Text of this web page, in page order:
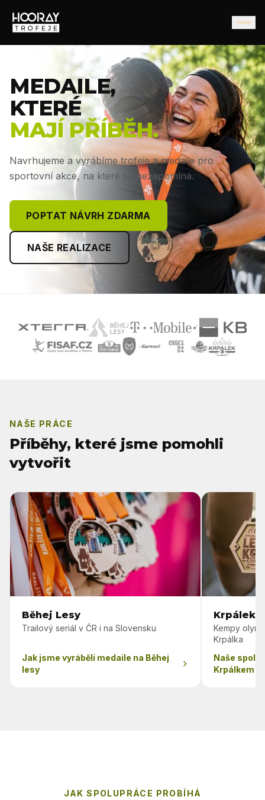
MEDAILE,
KTERÉ
MAJÍ PŘÍBĚH.
Navrhujeme a vyrábíme trofeje a medaile pro
sportovní akce, na které se nezapomíná.
POPTAT NÁVRH ZDARMA
NAŠE REALIZACE
NAŠE PRÁCE
Příběhy, které jsme pomohli
vytvořit
Běhej Lesy
Trailový seriál v ČR i na Slovensku
Jak jsme vyráběli medaile na Běhej
lesy
Krpálek
Kempy
Krpálka
Naše
Krpálkem
JAK SPOLUPRÁCE PROBÍHÁ